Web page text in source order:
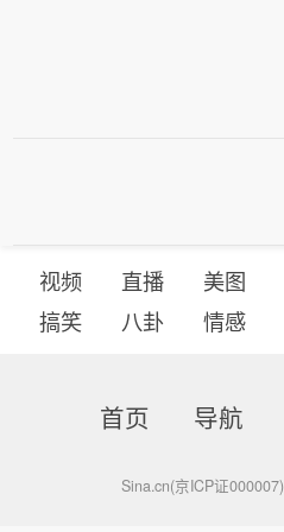
视频 直播 美图
搞笑
八卦 情感
首页 导航
Sina.cn(京ICP证000007)